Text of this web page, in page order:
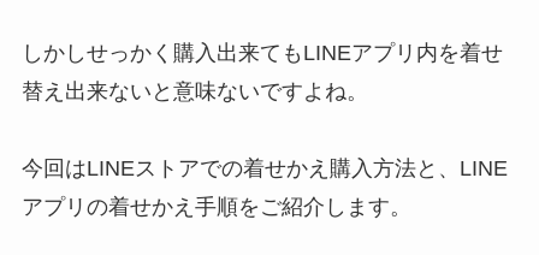
しかしせっかく購入出来てもLINEアプリ内を着せ
替え出来ないと意味ないですよね。
今回はLINEストアでの着せかえ購入方法と、LINE
アプリの着せかえ手順をご紹介します。